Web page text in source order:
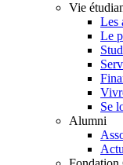
Vie
Les
Le
Se
Alumni